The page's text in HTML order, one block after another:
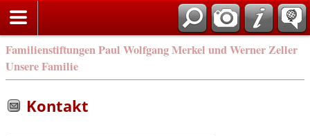
Familienstiftungen Paul Wolfgang Merkel und Werner Zeller
Unsere Familie
Kontakt